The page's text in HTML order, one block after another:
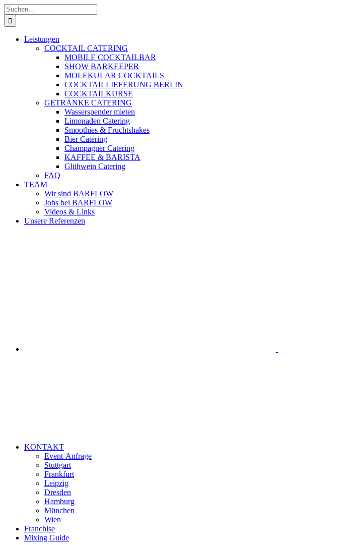
Zum
Inhalt
springen
Suche
nach:
Leistungen
COCKTAIL CATERING
MOBILE COCKTAILBAR
SHOW BARKEEPER
MOLEKULAR COCKTAILS
COCKTAILLIEFERUNG BERLIN
COCKTAILKURSE
GETRÄNKE CATERING
Wasserspender mieten
Limonaden Catering
Smoothies & Fruchtshakes
Bier Catering
Champagner Catering
KAFFEE & BARISTA
Glühwein Catering
FAQ
TEAM
Wir sind BARFLOW
Jobs bei BARFLOW
Videos & Links
Unsere Referenzen
KONTAKT
Event-Anfrage
Stuttgart
Frankfurt
Leipzig
Dresden
Hamburg
München
Wien
Franchise
Mixing Guide